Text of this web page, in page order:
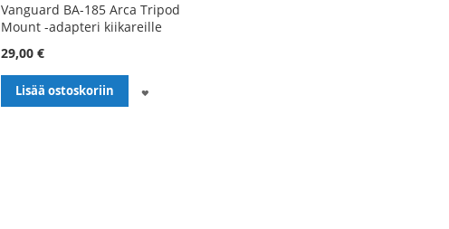
Vanguard BA-185 Arca Tripod
Mount -adapteri kiikareille
29,00 €
Lisää ostoskoriin